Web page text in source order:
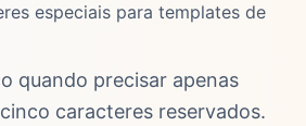
especiais para templates de
quando precisar apenas
caracteres reservados.